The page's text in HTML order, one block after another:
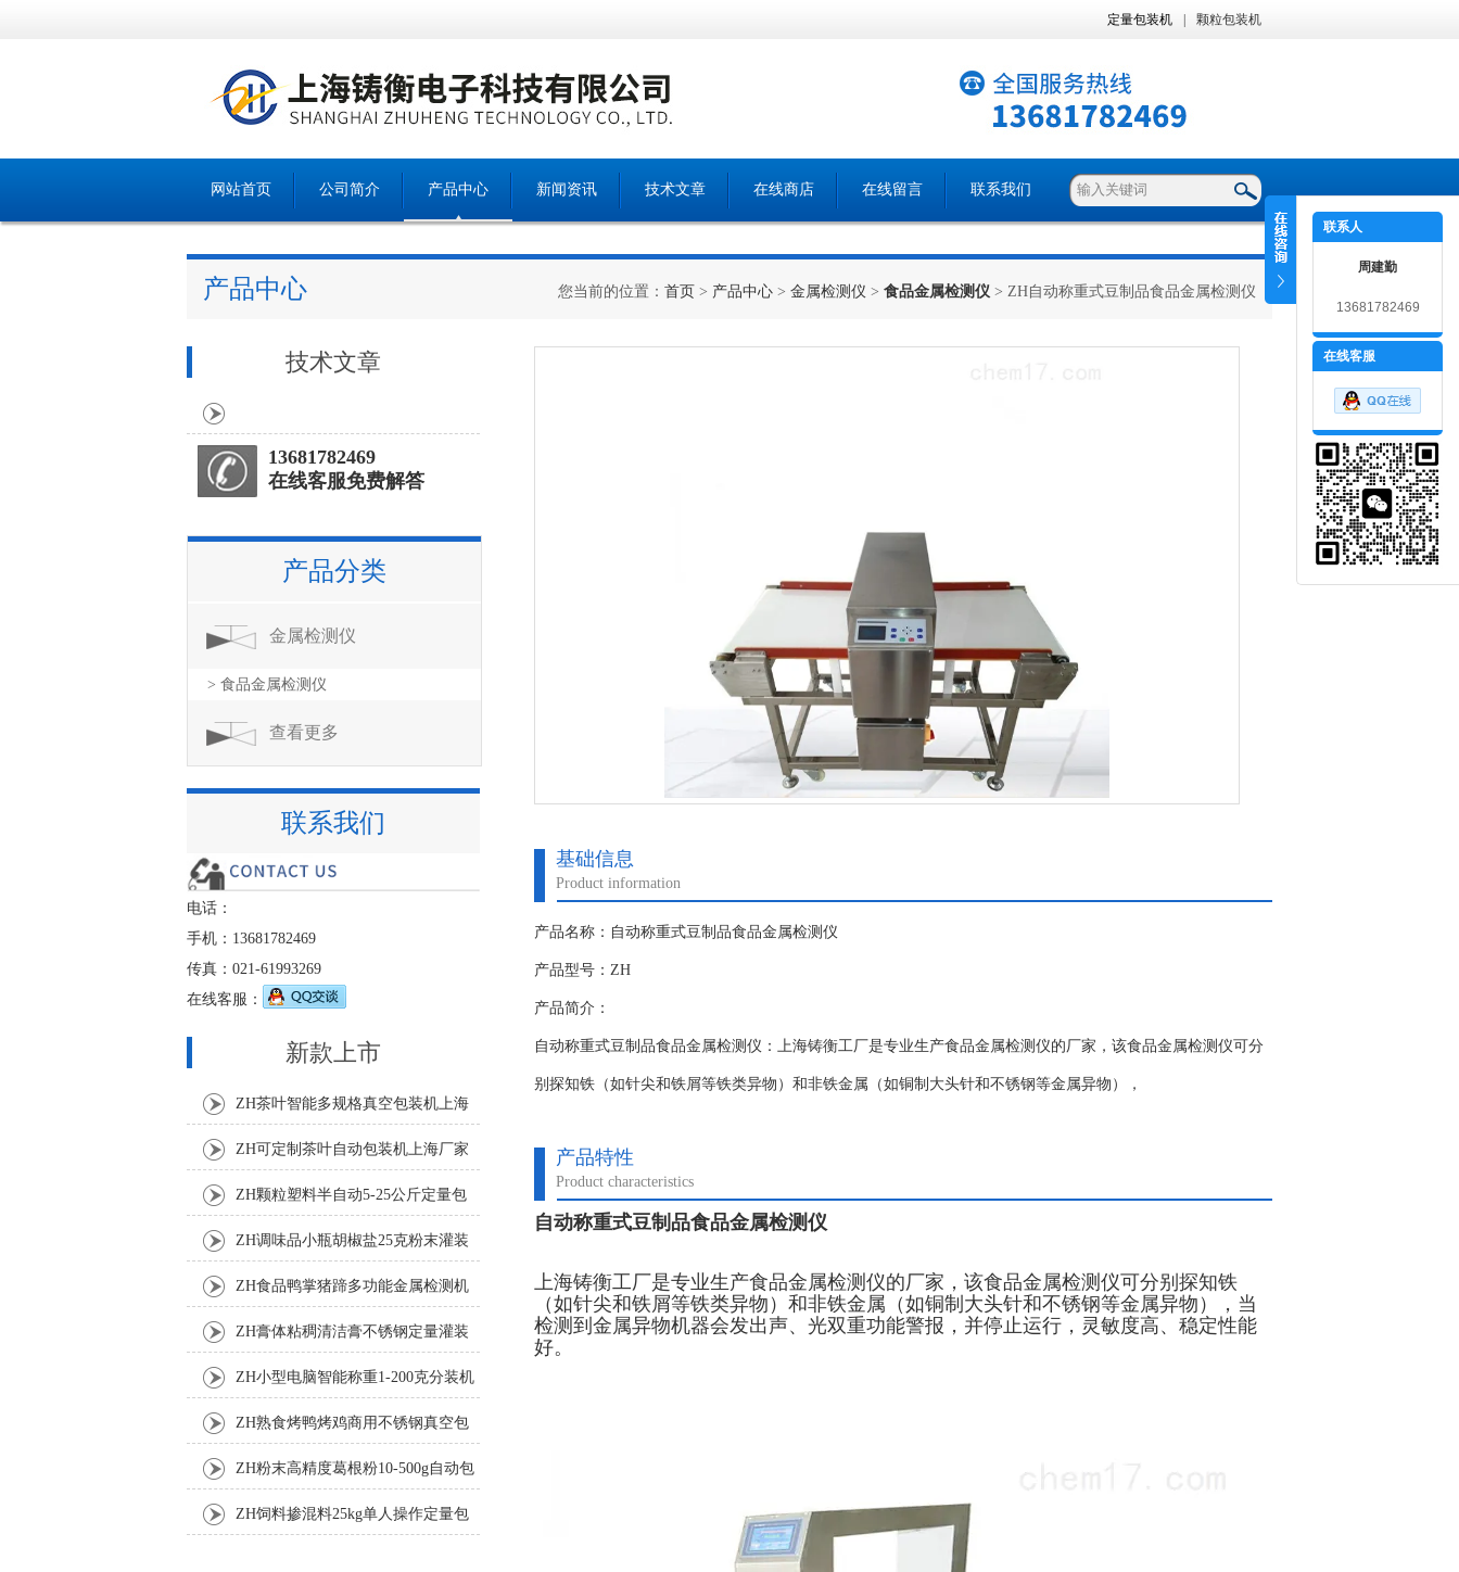
定量包装机 颗粒包装机
网站首页 公司简介 产品中心 新闻资讯 技术文章 在线商店 在线留言 联系我们
产品中心 您当前的位置： 首页 > 产品中心 > 金属检测仪 > 食品金属检测仪 > ZH自动称重式豆制品食品金属检测仪
基础信息
Product information
产品名称：自动称重式豆制品食品金属检测仪
产品型号：ZH
产品简介：
自动称重式豆制品食品金属检测仪：上海铸衡工厂是专业生产食品金属检测仪的厂家，该食品金属检测仪可分
别探知铁（如针尖和铁屑等铁类异物）和非铁金属（如铜制大头针和不锈钢等金属异物），
产品特性
Product characteristics
自动称重式豆制品食品金属检测仪
上海铸衡工厂是专业生产食品金属检测仪的厂家，该食品金属检测仪可分别探知铁
（如针尖和铁屑等铁类异物）和非铁金属（如铜制大头针和不锈钢等金属异物），当
检测到金属异物机器会发出声、光双重功能警报，并停止运行，灵敏度高、稳定性能
好。
技术文章
13681782469
在线客服免费解答
产品分类
金属检测仪
> 食品金属检测仪
查看更多
联系我们
电话：
手机：13681782469
传真：021-61993269
在线客服：
新款上市
ZH茶叶智能多规格真空包装机上海
厂家 ZH可定制茶叶自动包装机上海厂家
ZH颗粒塑料半自动5-25公斤定量包
装机 ZH调味品小瓶胡椒盐25克粉末灌装
ZH食品鸭掌猪蹄多功能金属检测机
ZH膏体粘稠清洁膏不锈钢定量灌装
机厂家 ZH小型电脑智能称重1-200克分装机
ZH熟食烤鸭烤鸡商用不锈钢真空包
装机 ZH粉末高精度葛根粉10-500g自动包
装机 ZH饲料掺混料25kg单人操作定量包
联系人
周建勤
13681782469
在线客服